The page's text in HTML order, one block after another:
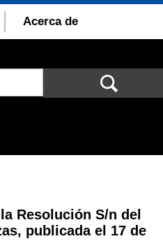
Acerca de
Resolución S/n del
publicada el 17 de